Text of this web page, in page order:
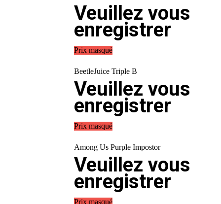
Veuillez vous
enregistrer
Prix masqué
BeetleJuice Triple B
Veuillez vous
enregistrer
Prix masqué
Among Us Purple Impostor
Veuillez vous
enregistrer
Prix masqué